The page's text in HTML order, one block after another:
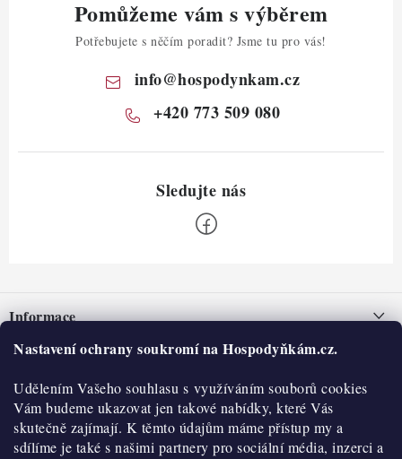
Nastavení ochrany soukromí na Hospodyňkám.cz.
Udělením Vašeho souhlasu s využíváním souborů cookies
Vám budeme ukazovat jen takové nabídky, které Vás
skutečně zajímají. K těmto údajům máme přístup my a
sdílíme je také s našimi partnery pro sociální média, inzerci a
Pomůžeme vám s výběrem
Potřebujete s něčím poradit? Jsme tu pro vás!
info@hospodynkam.cz
+420 773 509 080
pInformace
Nepřevzetí zásilky na dobírku
Obchodní podmínky
Hodnocení obchodu
Blog
O nás
Historie
Kontakty
O nákupu
Reklamace a vratky